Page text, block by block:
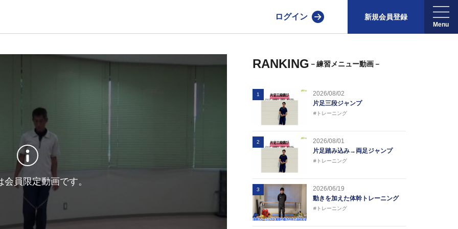
ログイン 新規会員登録
会員限定動画です。
RANKING －練習メニュー動画－
1
2026/08/02
片足三段ジャンプ
#トレーニング
2
2026/08/01
片足踏み込み→両足ジャンプ
#トレーニング
3
2026/06/19
動きを加えた体幹トレーニング
#トレーニング